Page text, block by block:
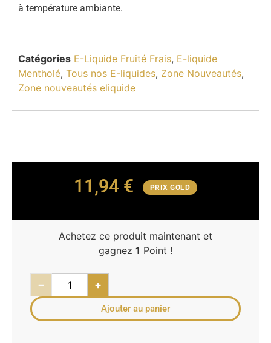
à température ambiante.
Catégories E-Liquide Fruité Frais, E-liquide
Mentholé, Tous nos E-liquides, Zone Nouveautés,
Zone nouveautés eliquide
11,94 € PRIX GOLD
Achetez ce produit maintenant et
gagnez 1 Point !
− +
Ajouter au panier